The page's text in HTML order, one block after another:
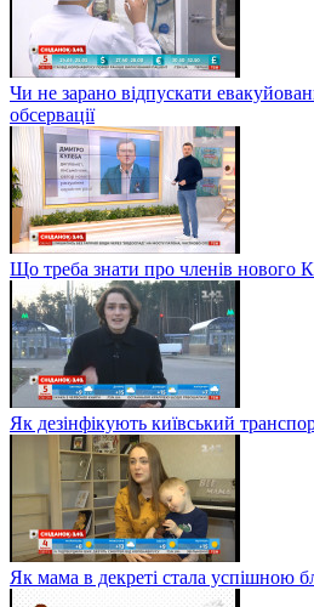
Чи не зарано відпускати
обсервації
Що треба знати про членів нового
Як дезінфікують київський
Як мама в декреті стала успішною